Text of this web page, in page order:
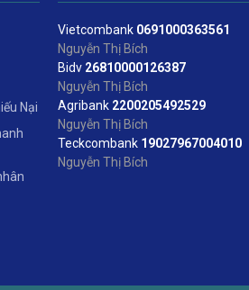
Nại
Vietcombank 0691000363561
Nguyễn Thị Bích
Bidv 26810000126387
Nguyễn Thị Bích
Agribank 2200205492529
Nguyễn Thị Bích
Teckcombank 19027967004010
Nguyễn Thị Bích